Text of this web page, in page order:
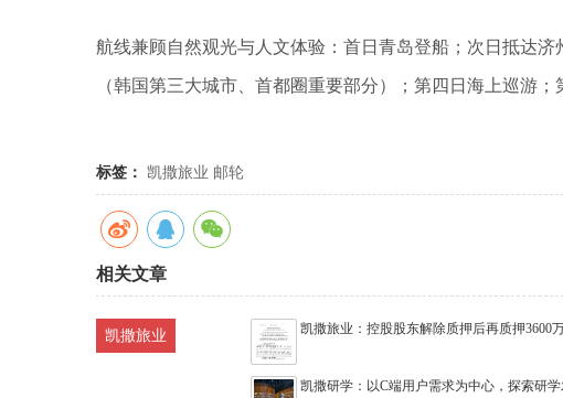
航线兼顾自然观光与人文体验：首日青岛登船；次日抵达
（韩国第三大城市、首都圈重要部分）；第四日海上巡游；
标签： 凯撒旅业 邮轮
相关文章
凯撒旅业 凯撒旅业：控股股东解除质押后再质押3600
凯撒研学：以C端用户需求为中心，探索研